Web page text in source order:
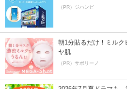
（PR）ジハンピ
朝1分貼るだけ！ミル
ヤ肌
（PR）サボリーノ